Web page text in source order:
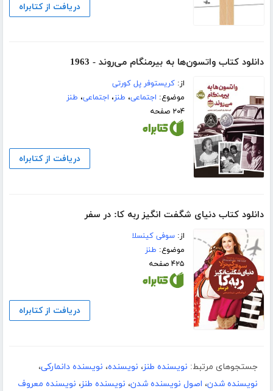
دریافت از کتابراه
دانلود کتاب واتسون‌ها به بیرمنگام می‌روند - 1963
از:کریستوفر پل کورتی
موضوع: اجتماعی، طنز، اجتماعی، طنز
۲۰۴ صفحه
دریافت از کتابراه
دانلود کتاب دنیای شگفت انگیز ربه کا: در سفر
از:سوفی کینسلا
موضوع: طنز
۴۲۵ صفحه
دریافت از کتابراه
جستجوهای مرتبط: نویسنده طنز، نویسنده، نویسنده دانمارکی،
نویسنده شدن، اصول نویسنده شدن، نویسنده طنز، نویسنده معروف